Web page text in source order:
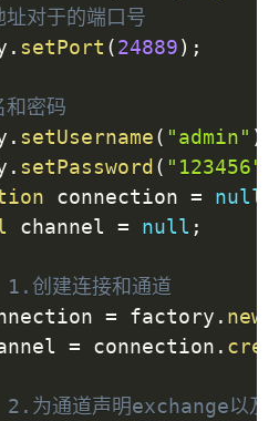
对于的端口号
. setPort (24889) ;
密码
. setUsername( "admin" )
. setPassword ( "123456"
connection = null
channel = null ;
创建连接和通道
= factory .
= connection .
为通道声明exchange以及